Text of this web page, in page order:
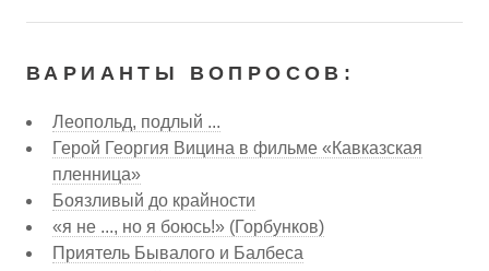
ВАРИАНТЫ ВОПРОСОВ:
Леопольд, подлый ...
Герой Георгия Вицина в фильме «Кавказская
пленница»
Боязливый до крайности
«я не ..., но я боюсь!» (Горбунков)
Приятель Бывалого и Балбеса